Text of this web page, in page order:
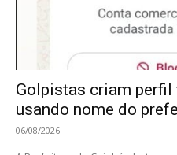
Golpistas criam
usando nome do
06/08/2026